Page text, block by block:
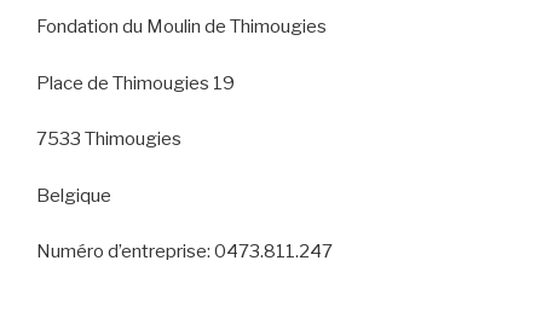
Fondation du Moulin de Thimougies
Place de Thimougies 19
7533 Thimougies
Belgique
Numéro d’entreprise: 0473.811.247